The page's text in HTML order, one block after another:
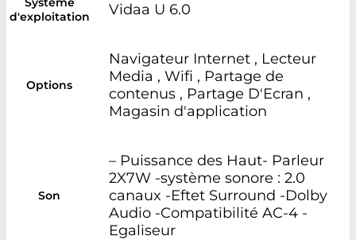
d'exploitation
Vidaa U 6.0
Options
Navigateur Internet , Lecteur
Media , Wifi , Partage de
contenus , Partage D'Ecran ,
Magasin d'application
Son
– Puissance des Haut- Parleur
2X7W -système sonore : 2.0
canaux -Eftet Surround -Dolby
Audio -Compatibilité AC-4 -
Egaliseur